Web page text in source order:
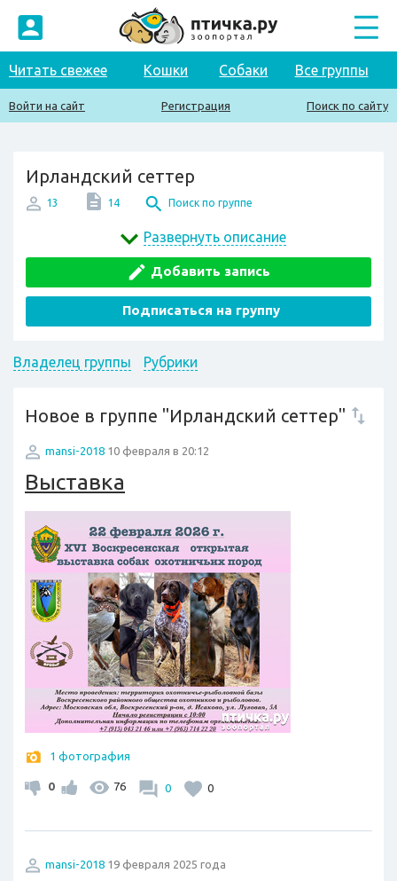
Читать свежее Кошки Собаки Все группы
Войти на сайт Регистрация Поиск по сайту
Ирландский сеттер
13 14 Поиск по группе
Развернуть описание
Добавить запись
Подписаться на группу
Владелец группы Рубрики
Новое в группе "Ирландский сеттер"
mansi-2018 10 февраля в 20:12
Выставка
1 фотография
0 76 0 0
mansi-2018 19 февраля 2025 года